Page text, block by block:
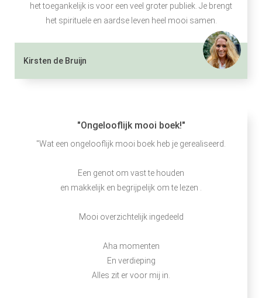
het toegankelijk is voor een veel groter publiek. Je brengt
het spirituele en aardse leven heel mooi samen.
Kirsten de Bruijn
"Ongelooflijk mooi boek!"
"Wat een ongelooflijk mooi boek heb je gerealiseerd.
Een genot om vast te houden
en makkelijk en begrijpelijk om te lezen .
Mooi overzichtelijk ingedeeld
Aha momenten
En verdieping
Alles zit er voor mij in.